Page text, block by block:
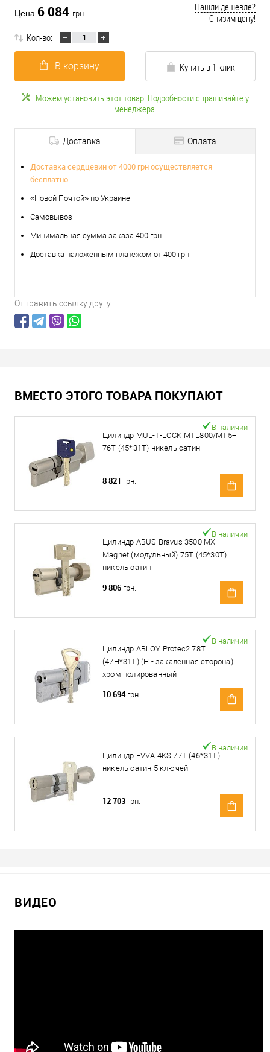
Цена 6 084 грн.
Нашли дешевле?
Снизим цену!
Кол-во:
В корзину Купить в 1 клик
Можем установить этот товар. Подробности спрашивайте у
менеджера.
Доставка Оплата
Доставка сердцевин от 4000 грн осуществляется
бесплатно
«Новой Почтой» по Украине
Самовывоз
Минимальная сумма заказа 400 грн
Доставка наложенным платежом от 400 грн
Отправить ссылку другу
ВМЕСТО ЭТОГО ТОВАРА ПОКУПАЮТ
Цилиндр MUL-T-LOCK MTL800/MT5+
76T (45*31T) никель сатин
В наличии
8 821 грн.
Цилиндр ABUS Bravus 3500 MX
Magnet (модульный) 75T (45*30T)
никель сатин
В наличии
9 806 грн.
Цилиндр ABLOY Protec2 78T
(47H*31T) (H - закаленная сторона)
хром полированный
В наличии
10 694 грн.
Цилиндр EVVA 4KS 77T (46*31T)
никель сатин 5 ключей
В наличии
12 703 грн.
ВИДЕО